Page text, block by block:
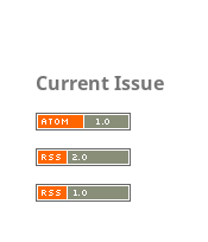
Current Issue